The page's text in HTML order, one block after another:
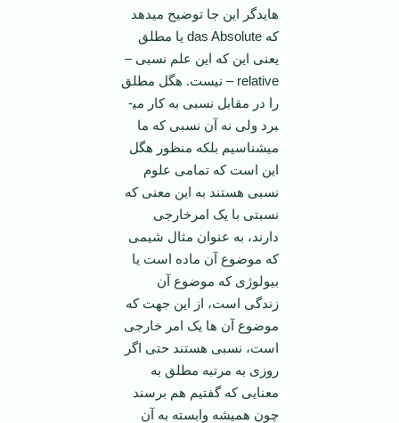
هایدگر این جا توضیح می­دهد
که das Absolute یا مطلق
یعنی این که این علم نسبی –
relative – نیست. هگل مطلق
را در مقابل نسبی به کار می­
برد ولی نه آن نسبی که ما
می­شناسیم بلکه منظور هگل
این است که تمامی علوم
نسبی هستند به این معنی که
نسبتی با یک امرخارجی
دارند، به عنوان مثال شیمی
که موضوع آن ماده است یا
بیولوژی که موضوع آن
زندگی است، از این جهت که
موضوع آن ها یک امر خارجی
است، نسبی هستند حتی اگر
روزی به مرتبه مطلق به
معنایی که گفتیم هم برسند
چون همیشه وابسته به آن